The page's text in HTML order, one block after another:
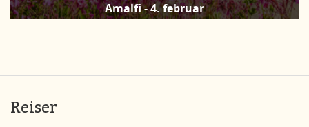
Amalfi - 4. februar
Reiser